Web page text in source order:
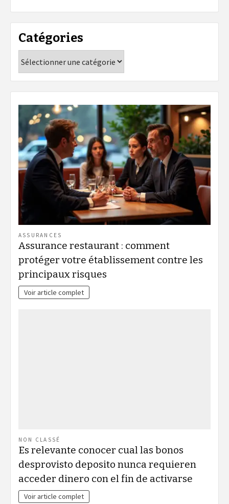
Catégories
ASSURANCES
Assurance restaurant : comment
protéger votre établissement contre les
principaux risques
Voir article complet
NON CLASSÉ
Es relevante conocer cual las bonos
desprovisto deposito nunca requieren
acceder dinero con el fin de activarse
Voir article complet